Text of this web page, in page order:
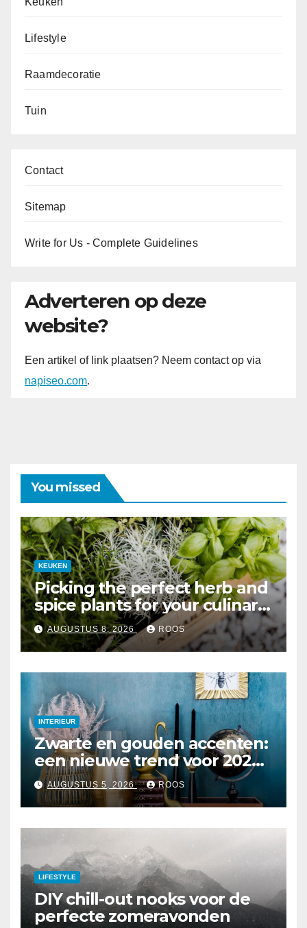
Lifestyle
Raamdecoratie
Tuin
Contact
Sitemap
Write for Us - Complete Guidelines
Adverteren op deze
website?
Een artikel of link plaatsen? Neem contact op via
napiseo.com.
You missed
KEUKEN
Picking the perfect herb and
spice plants for your culinary
garden
AUGUSTUS 8, 2026 ROOS
INTERIEUR
Zwarte en gouden accenten:
een nieuwe trend voor 2026
interieurs
AUGUSTUS 5, 2026 ROOS
LIFESTYLE
DIY chill-out nooks voor de
perfecte zomeravonden